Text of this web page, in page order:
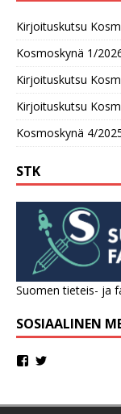
Kirjoituskutsu
Kosmoskynä 1/
Kirjoituskutsu
Kirjoituskutsu
Kosmoskynä 4/
STK
Suomen tieteis- ja
SOSIAALINEN